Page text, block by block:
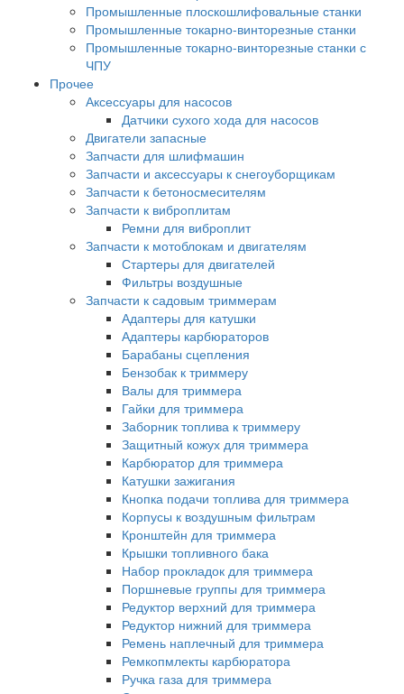
Промышленные плоскошлифовальные станки
Промышленные токарно-винторезные станки
Промышленные токарно-винторезные станки с
ЧПУ
Прочее
Аксессуары для насосов
Датчики сухого хода для насосов
Двигатели запасные
Запчасти для шлифмашин
Запчасти и аксессуары к снегоуборщикам
Запчасти к бетоносмесителям
Запчасти к виброплитам
Ремни для виброплит
Запчасти к мотоблокам и двигателям
Стартеры для двигателей
Фильтры воздушные
Запчасти к садовым триммерам
Адаптеры для катушки
Адаптеры карбюраторов
Барабаны сцепления
Бензобак к триммеру
Валы для триммера
Гайки для триммера
Заборник топлива к триммеру
Защитный кожух для триммера
Карбюратор для триммера
Катушки зажигания
Кнопка подачи топлива для триммера
Корпусы к воздушным фильтрам
Кронштейн для триммера
Крышки топливного бака
Набор прокладок для триммера
Поршневые группы для триммера
Редуктор верхний для триммера
Редуктор нижний для триммера
Ремень наплечный для триммера
Ремкопмлекты карбюратора
Ручка газа для триммера